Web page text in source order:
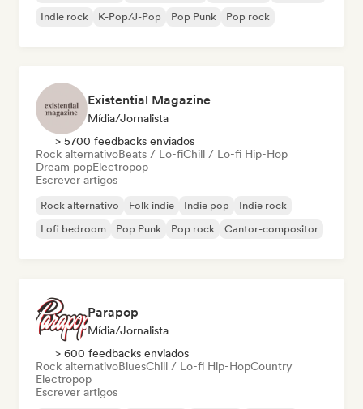
Indie rock
K-Pop/J-Pop Pop Punk Pop rock
Existential Magazine
Mídia/Jornalista
> 5700 feedbacks enviados
Rock alternativoBeats / Lo-fiChill / Lo-fi Hip-Hop
Dream popElectropop
Escrever artigos
Rock alternativo Folk indie Indie pop
Indie rock
Lofi bedroom
Pop Punk Pop rock Cantor-compositor
Parapop
Mídia/Jornalista
> 600 feedbacks enviados
Rock alternativoBluesChill / Lo-fi Hip-HopCountry
Electropop
Escrever artigos